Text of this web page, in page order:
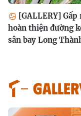
[GALLERY] Gấp
hoàn thiện đường
sân bay Long